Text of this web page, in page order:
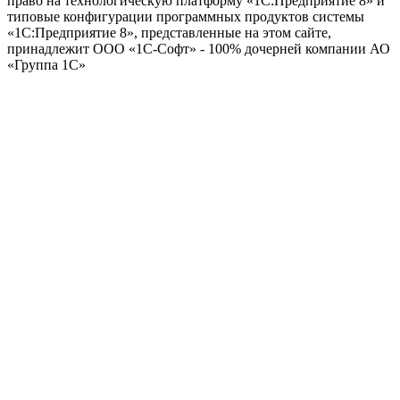
типовые конфигурации программных продуктов системы
«1С:Предприятие 8», представленные на этом сайте,
принадлежит ООО «1С-Софт» - 100% дочерней компании АО
«Группа 1С»